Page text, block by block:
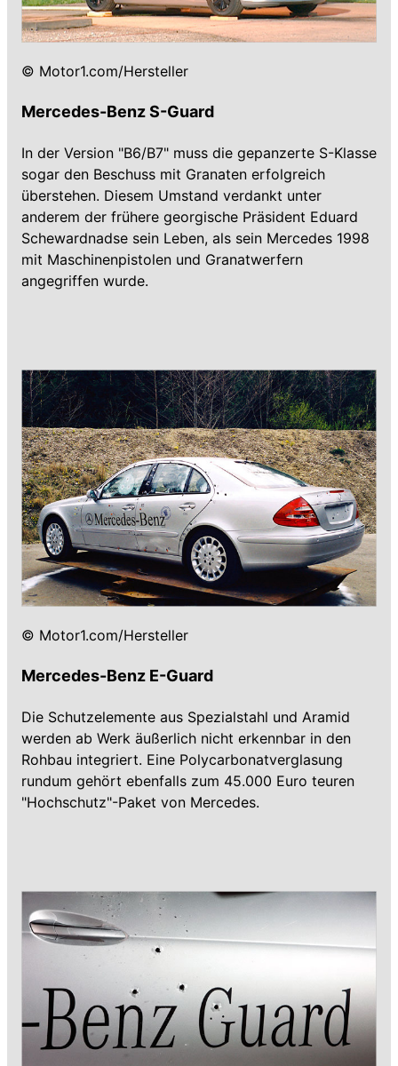
© Motor1.com/Hersteller
Mercedes-Benz S-Guard
In der Version "B6/B7" muss die gepanzerte S-Klasse
sogar den Beschuss mit Granaten erfolgreich
überstehen. Diesem Umstand verdankt unter
anderem der frühere georgische Präsident Eduard
Schewardnadse sein Leben, als sein Mercedes 1998
mit Maschinenpistolen und Granatwerfern
angegriffen wurde.
© Motor1.com/Hersteller
Mercedes-Benz E-Guard
Die Schutzelemente aus Spezialstahl und Aramid
werden ab Werk äußerlich nicht erkennbar in den
Rohbau integriert. Eine Polycarbonatverglasung
rundum gehört ebenfalls zum 45.000 Euro teuren
"Hochschutz"-Paket von Mercedes.